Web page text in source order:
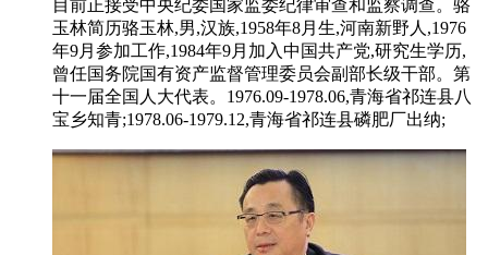
目前正接受中央纪委国家监委纪律审查和监察调查。骆
玉林简历骆玉林,男,汉族,1958年8月生,河南新野人,1976
年9月参加工作,1984年9月加入中国共产党,研究生学历,
曾任国务院国有资产监督管理委员会副部长级干部。第
十一届全国人大代表。1976.09-1978.06,青海省祁连县八
宝乡知青;1978.06-1979.12,青海省祁连县磷肥厂出纳;